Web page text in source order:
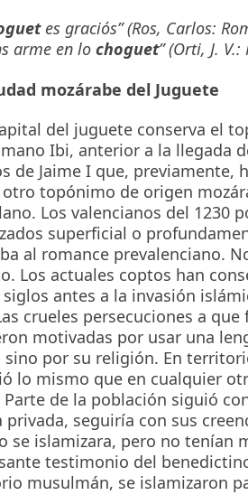
es graciós” (Ros, Carlos:
arme en lo choguet” (Orti, J.
mozárabe del Juguete
del juguete conserva el
Ibi, anterior a la llegada
de Jaime I que, previamente,
otro topónimo de origen
Los valencianos del 1230
superficial o
al romance prevalenciano.
Los actuales coptos han
siglos antes a la invasión
crueles persecuciones a
motivadas por usar una
sino por su religión. En
lo mismo que en cualquier
de la población siguió
privada, seguiría con sus
se islamizara, pero no tenían
testimonio del
musulmán, se islamizaron